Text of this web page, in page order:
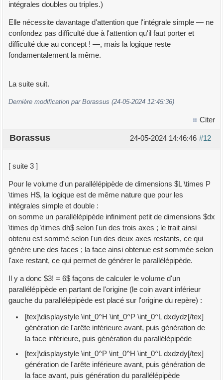
intégrales doubles ou triples.)
Elle nécessite davantage d'attention que l'intégrale simple — ne
confondez pas difficulté due à l'attention qu'il faut porter et
difficulté due au concept ! —, mais la logique reste
fondamentalement la même.
La suite suit.
Dernière modification par Borassus (24-05-2024 12:45:36)
Citer
#12
24-05-2024 14:46:46
Borassus
[ suite 3 ]
Pour le volume d'un parallélépipède de dimensions $L \times P
\times H$, la logique est de même nature que pour les
intégrales simple et double :
on somme un parallélépipède infiniment petit de dimensions $dx
\times dp \times dh$ selon l'un des trois axes ; le trait ainsi
obtenu est sommé selon l'un des deux axes restants, ce qui
génère une des faces ; la face ainsi obtenue est sommée selon
l'axe restant, ce qui permet de générer le parallélépipède.
Il y a donc $3! = 6$ façons de calculer le volume d'un
parallélépipède en partant de l'origine (le coin avant inférieur
gauche du parallélépipède est placé sur l'origine du repère) :
[tex]\displaystyle \int_0^H \int_0^P \int_0^L dxdydz[/tex]
génération de l'arête inférieure avant, puis génération de
la face inférieure, puis génération du parallélépipède
[tex]\displaystyle \int_0^P \int_0^H \int_0^L dxdzdy[/tex]
génération de l'arête inférieure avant, puis génération de
la face avant, puis génération du parallélépipède